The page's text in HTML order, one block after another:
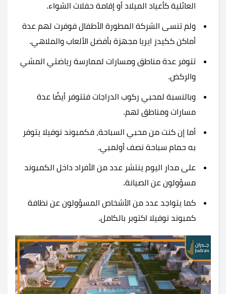
العائلية كأعياد الميلاد أو إقامة حفلات الشواء.
ولم تنسى الشركة المطورة الأطفال فوفرت لهم عدة
أماكن ككيدز ايريا مجهزة بأفضل الألعاب والملاهي.
تتوفر عدة مناطق ومسارات لممارسة رياضتي المشي
والركض.
وبالنسبة لمحبي ركوب الدراجات فتتوفر أيضًا عدة
مسارات ومناطق لهم.
أما إن كنت من محبي السباحة، فكمبوند نوفيلا يتوفر
به حمام سباحة نصف أولمبي.
على مدار اليوم ينتشر عدد من الأفراد داخل الكمبوند
مسؤولون عن الصيانة.
كما يتواجد عدد من الأشخاص المسؤولون عن نظافة
كمبوند نوفيلا اكتوبر بالكامل.